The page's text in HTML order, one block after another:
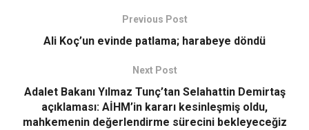
Previous Post
Ali Koç’un evinde patlama; harabeye döndü
Next Post
Adalet Bakanı Yılmaz Tunç’tan Selahattin Demirtaş
açıklaması: AİHM’in kararı kesinleşmiş oldu,
mahkemenin değerlendirme sürecini bekleyeceğiz